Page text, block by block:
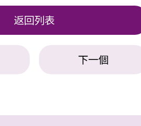
返回列表
下一個